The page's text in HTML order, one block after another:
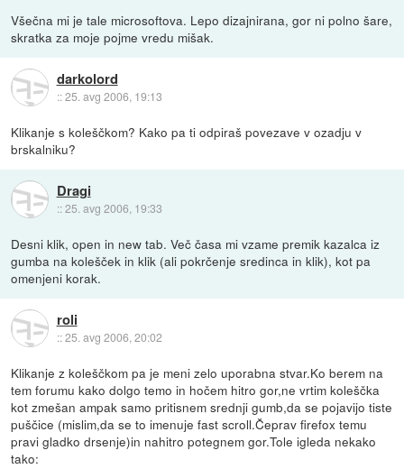
Všečna mi je tale microsoftova. Lepo dizajnirana, gor ni polno šare,
skratka za moje pojme vredu mišak.
darkolord
::25. avg 2006, 19:13
Klikanje s koleščkom? Kako pa ti odpiraš povezave v ozadju v
brskalniku?
Dragi
::25. avg 2006, 19:33
Desni klik, open in new tab. Več časa mi vzame premik kazalca iz
gumba na kolešček in klik (ali pokrčenje sredinca in klik), kot pa
omenjeni korak.
roli
::25. avg 2006, 20:02
Klikanje z koleščkom pa je meni zelo uporabna stvar.Ko berem na
tem forumu kako dolgo temo in hočem hitro gor,ne vrtim koleščka
kot zmešan ampak samo pritisnem srednji gumb,da se pojavijo tiste
puščice (mislim,da se to imenuje fast scroll.Čeprav firefox temu
pravi gladko drsenje)in nahitro potegnem gor.Tole igleda nekako
tako: